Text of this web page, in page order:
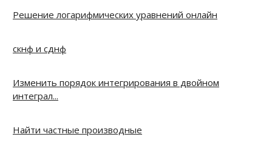
Решение логарифмических уравнений онлайн
скнф и сднф
Изменить порядок интегрирования в двойном
интеграл...
Найти частные производные